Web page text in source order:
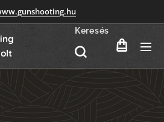
Keresés